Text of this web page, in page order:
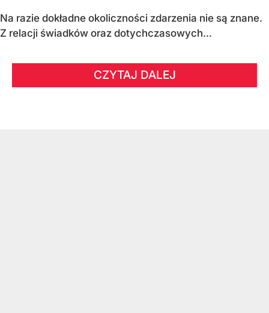
Na razie dokładne okoliczności zdarzenia nie są znane.
Z relacji świadków oraz dotychczasowych...
CZYTAJ DALEJ